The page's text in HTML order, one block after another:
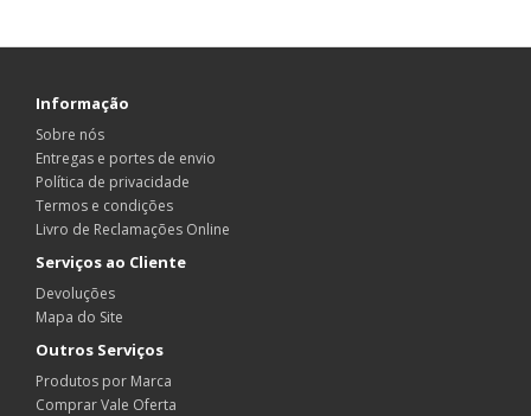
Informação
Sobre nós
Entregas e portes de envio
Política de privacidade
Termos e condições
Livro de Reclamações Online
Serviços ao Cliente
Devoluções
Mapa do Site
Outros Serviços
Produtos por Marca
Comprar Vale Oferta